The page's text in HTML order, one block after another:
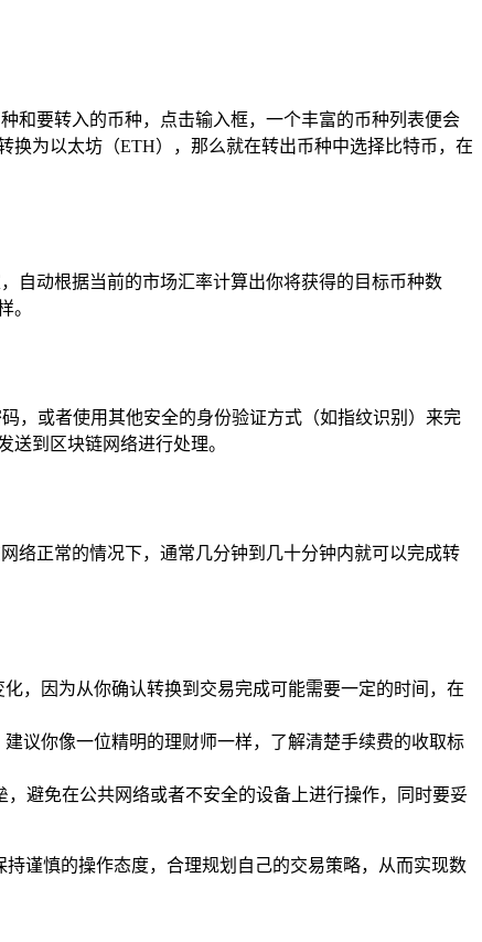
和要转入的币种，点击输入框，一个丰富的币种列表便会
为以太坊（ETH），那么就在转出币种中选择比特币，在
自动根据当前的市场汇率计算出你将获得的目标币种数
。
，或者使用其他安全的身份验证方式（如指纹识别）来完
到区块链网络进行处理。
络正常的情况下，通常几分钟到几十分钟内就可以完成转
，因为从你确认转换到交易完成可能需要一定的时间，在
议你像一位精明的理财师一样，了解清楚手续费的收取标
避免在公共网络或者不安全的设备上进行操作，同时要妥
谨慎的操作态度，合理规划自己的交易策略，从而实现数